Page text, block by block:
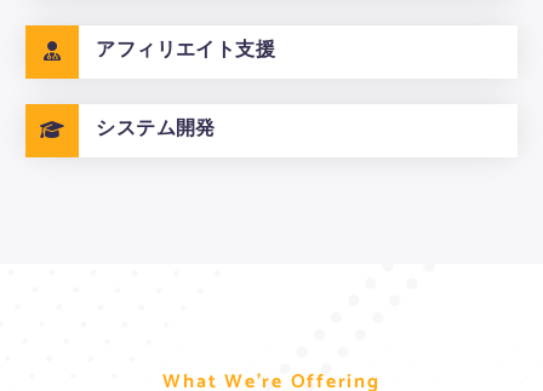
アフィリエイト支援
システム開発
What We’re Offering
What We’re Offering
What We’re Offering